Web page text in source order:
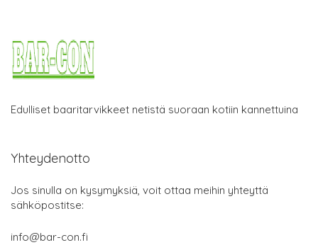
Edulliset baaritarvikkeet netistä suoraan kotiin kannettuina
Yhteydenotto
Jos sinulla on kysymyksiä, voit ottaa meihin yhteyttä
sähköpostitse:
info@bar-con.fi